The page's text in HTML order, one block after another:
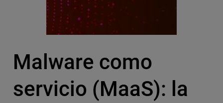
Malware como
servicio (MaaS): la